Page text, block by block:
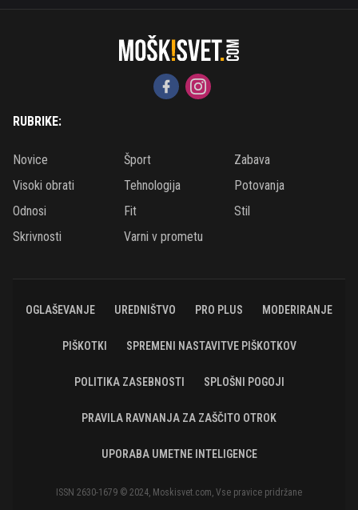
RUBRIKE:
Novice Šport
Zabava
Visoki obrati
Tehnologija
Potovanja
Odnosi
Fit
Stil
Skrivnosti
Varni v prometu
OGLAŠEVANJE UREDNIŠTVO PRO PLUS MODERIRANJE
PIŠKOTKI SPREMENI NASTAVITVE PIŠKOTKOV
POLITIKA ZASEBNOSTI SPLOŠNI POGOJI
PRAVILA RAVNANJA ZA ZAŠČITO OTROK
UPORABA UMETNE INTELIGENCE
ISSN 2630-1679 © 2024, Moskisvet.com, Vse pravice pridržane